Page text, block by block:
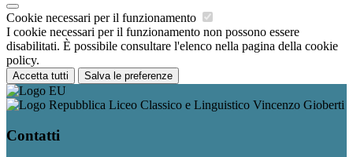
Cookie necessari per il funzionamento
I cookie necessari per il funzionamento non possono essere
disabilitati. È possibile consultare l'elenco nella pagina della cookie
policy.
Accetta tutti Salva le preferenze
Liceo Classico e Linguistico Vincenzo Gioberti
Contatti